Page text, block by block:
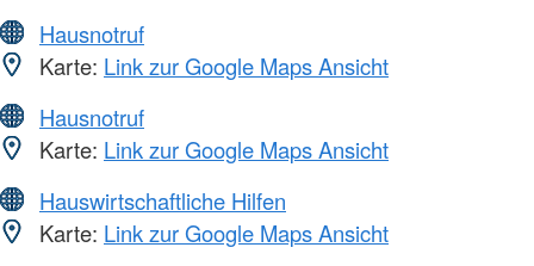
Hausnotruf
Karte: Link zur Google Maps Ansicht
Hausnotruf
Karte: Link zur Google Maps Ansicht
Hauswirtschaftliche Hilfen
Karte: Link zur Google Maps Ansicht